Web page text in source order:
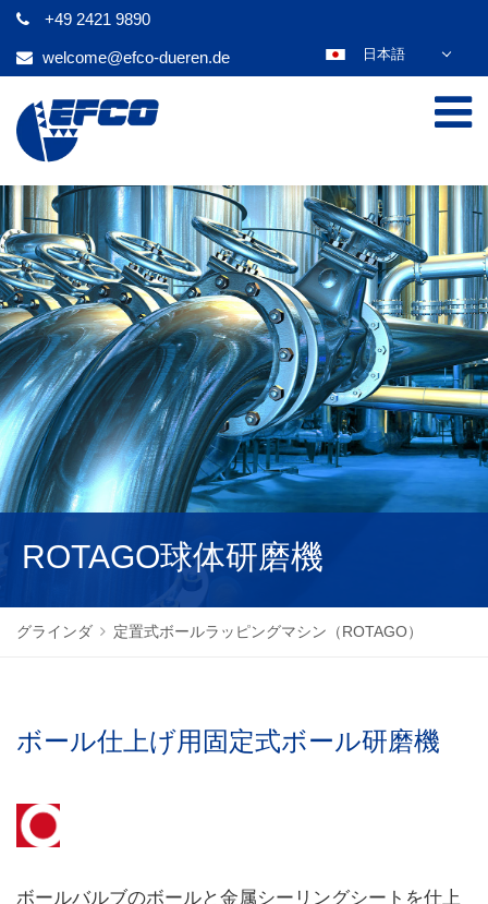
+49 2421 9890
welcome@efco-dueren.de
POLSKI
FRANÇAIS
ITALIANO
عربي
한국어
日本語
ČEŠTINA
PORTUGUÊS
РУССКИЙ
TÜRKÇE
MAGYAR
NEDERLANDS
ROTAGO球体研磨機
グラインダ 定置式ボールラッピングマシン（ROTAGO）
ボール仕上げ用固定式ボール研磨機
ボールバルブのボールと金属シーリングシートを仕上